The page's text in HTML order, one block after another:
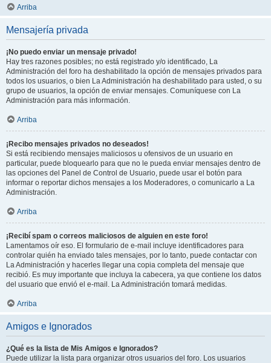
Arriba
Mensajería privada
¡No puedo enviar un mensaje privado!
Hay tres razones posibles; no está registrado y/o identificado, La
Administración del foro ha deshabilitado la opción de mensajes privados para
todos los usuarios, o bien La Administración ha deshabilitado para usted, o su
grupo de usuarios, la opción de enviar mensajes. Comuníquese con La
Administración para más información.
Arriba
¡Recibo mensajes privados no deseados!
Si está recibiendo mensajes maliciosos u ofensivos de un usuario en
particular, puede bloquearlo para que no le pueda enviar mensajes dentro de
las opciones del Panel de Control de Usuario, puede usar el botón para
informar o reportar dichos mensajes a los Moderadores, o comunicarlo a La
Administración.
Arriba
¡Recibí spam o correos maliciosos de alguien en este foro!
Lamentamos oír eso. El formulario de e-mail incluye identificadores para
controlar quién ha enviado tales mensajes, por lo tanto, puede contactar con
La Administración y hacerles llegar una copia completa del mensaje que
recibió. Es muy importante que incluya la cabecera, ya que contiene los datos
del usuario que envió el e-mail. La Administración tomará medidas.
Arriba
Amigos e Ignorados
¿Qué es la lista de Mis Amigos e Ignorados?
Puede utilizar la lista para organizar otros usuarios del foro. Los usuarios